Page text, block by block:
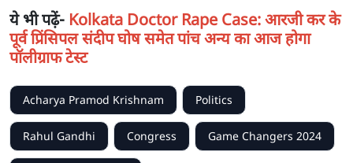
ये भी पढ़ें- Kolkata Doctor Rape Case: आरजी कर के
पूर्व प्रिंसिपल संदीप घोष समेत पांच अन्य का आज होगा
पॉलीग्राफ टेस्ट
Acharya Pramod Krishnam Politics
Rahul Gandhi Congress Game Changers 2024